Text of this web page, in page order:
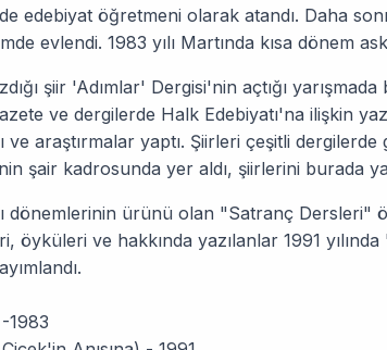
edebiyat öğretmeni olarak atandı. Daha
evlendi. 1983 yılı Martında kısa dönem
şiir 'Adımlar' Dergisi'nin açtığı
ve dergilerde Halk Edebiyatı'na ilişkin
ve araştırmalar yaptı. Şiirleri çeşitli dergilerde
şair kadrosunda yer aldı, şiirlerini burada
dönemlerinin ürünü olan "Satranç Dersleri"
öyküleri ve hakkında yazılanlar 1991
1983